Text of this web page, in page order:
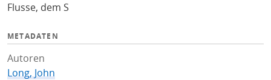
Flusse, dem S
METADATEN
Autoren
Long, John